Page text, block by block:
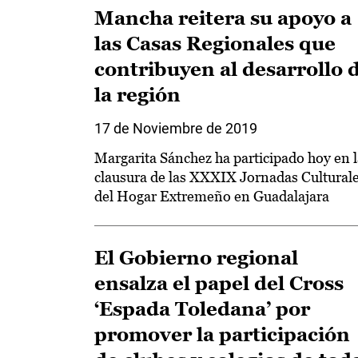
Mancha reitera su apoyo a
las Casas Regionales que
contribuyen al desarrollo
la región
17 de Noviembre de 2019
Margarita Sánchez ha participado hoy en
clausura de las XXXIX Jornadas
del Hogar Extremeño en Guadalajara
El Gobierno regional
ensalza el papel del Cross
‘Espada Toledana’ por
promover la participación